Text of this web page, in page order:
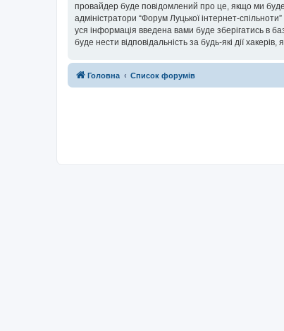
провайдер буде повідомлений про це, якщо ми
адміністратори “Форум Луцької інтернет-
уся інформація введена вами буде зберігатись в
буде нести відповідальність за будь-які дії
Головна Список форумів